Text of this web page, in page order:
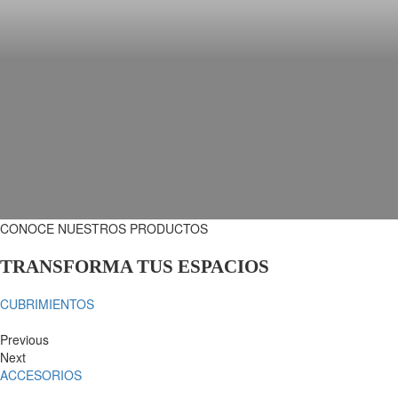
CONOCE NUESTROS PRODUCTOS
TRANSFORMA TUS ESPACIOS
CUBRIMIENTOS
Previous
Next
ACCESORIOS